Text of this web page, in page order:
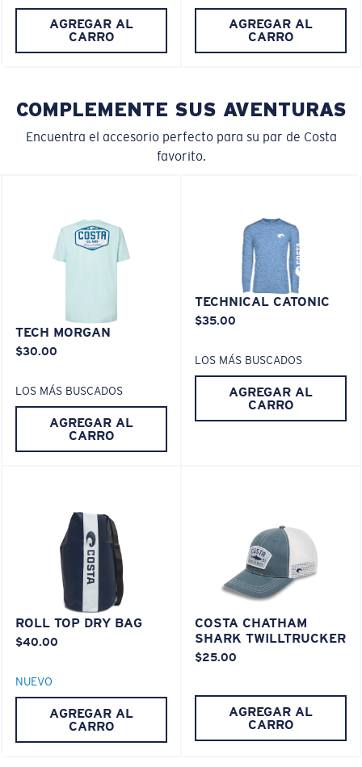
¿Se ajusta por completo?
Es posible que necesite una monturapequeñao
Es posible que necesite una monturamedianao
grande.
¿Se ajusta en las dos últimas posiciones?
Es posible que necesite una montura XL.
AGREGAR AL
CARRO
AGREGAR AL
CARRO
COMPLEMENTE SUS AVENTURAS
Encuentra el accesorio perfecto para su par de Costa
favorito.
TECH MORGAN
$30.00
LOS MÁS BUSCADOS
AGREGAR AL
CARRO
TECHNICAL CATONIC
$35.00
LOS MÁS BUSCADOS
AGREGAR AL
CARRO
ROLL TOP DRY BAG
$40.00
NUEVO
AGREGAR AL
CARRO
COSTA CHATHAM
SHARK TWILLTRUCKER
$25.00
AGREGAR AL
CARRO